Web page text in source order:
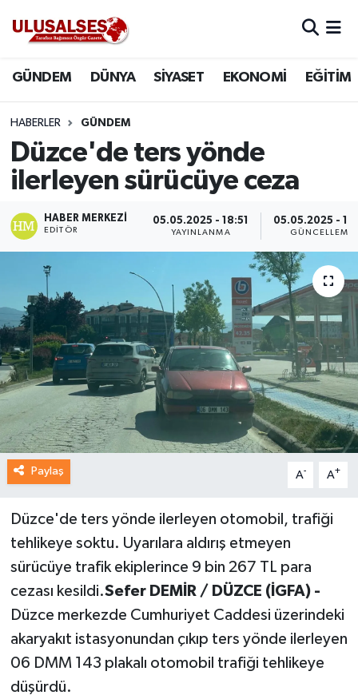
GÜNDEM DÜNYA SİYASET EKONOMİ EĞİTİM
HABERLER GÜNDEM
Düzce'de ters yönde
ilerleyen sürücüye ceza
HABER MERKEZI
EDITÖR
05.05.2025 - 18:51
YAYINLANMA
05.05.2025 -
GÜNCELLEME
Paylaş A- A+
Düzce'de ters yönde ilerleyen otomobil, trafiği
tehlikeye soktu. Uyarılara aldırış etmeyen
sürücüye trafik ekiplerince 9 bin 267 TL para
cezası kesildi.Sefer DEMİR / DÜZCE (İGFA) -
Düzce merkezde Cumhuriyet Caddesi üzerindeki
akaryakıt istasyonundan çıkıp ters yönde ilerleyen
06 DMM 143 plakalı otomobil trafiği tehlikeye
düşürdü.
DÜNYA
SİYASET
EKONOMİ
EĞİTİM
SAĞLIK
MAGAZİN
SPOR
Trafik Durumu
Süper Lig Puan Durumu ve Fikstür
Tüm Manşetler
Son Dakika Haberleri
Haber Arşivi